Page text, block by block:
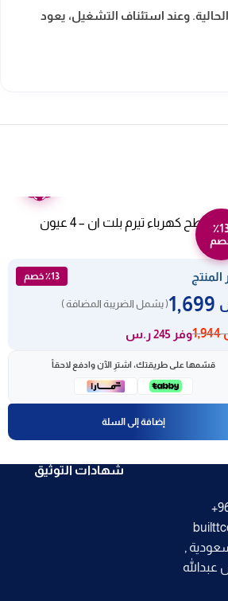
وعند استئناف التشغيل، يعود
بوتاجاز مسطح كهرباء تيرم بلت ان – 4 عيون
٪13 خصم
( يشمل الضريبة المضافة )
1,944 وفر 245 ر.س
قسّمها على طريقتك، اشترِ الآن وادفع لاحقاً
إضافة إلى السلة
,
شهادات التوثيق